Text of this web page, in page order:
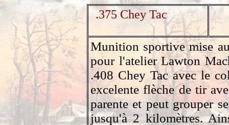
.375 Chey Tac
Munition sportive mise
pour l'atelier Lawton
.408 Chey Tac avec le
excelente flèche de tir
parente et peut grouper
jusqu'à 2 kilomètres.